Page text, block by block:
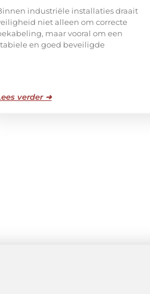
industriële installaties draait
niet alleen om correcte
maar vooral om een
en goed beveiligde
verder ➜